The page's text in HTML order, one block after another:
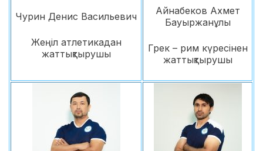
Чурин Денис Васильевич
Жеңіл атлетикадан
жаттықтырушы
Айнабеков Ахмет
Бауыржанұлы
Грек – рим күресінен
жаттықтырушы